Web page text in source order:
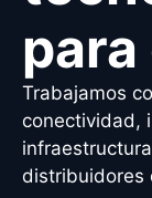
Trabajamos
conectividad,
distribuidores